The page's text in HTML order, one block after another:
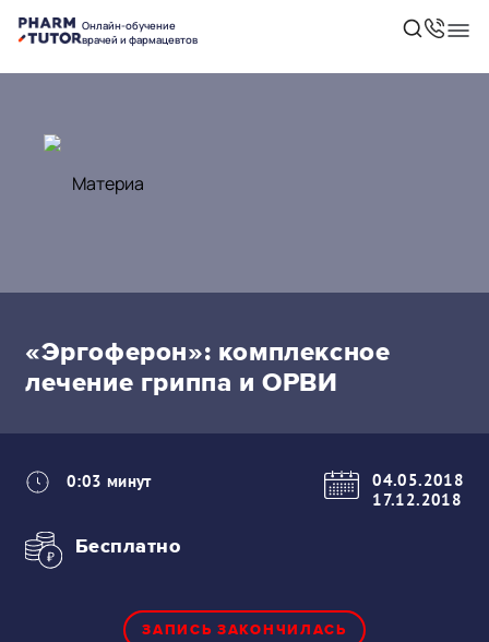
Онлайн-обучение
врачей и фармацевтов
«Эргоферон»: комплексное
лечение гриппа и ОРВИ
0:03 минут
04.05.2018
17.12.2018
Бесплатно
ЗАПИСЬ ЗАКОНЧИЛАСЬ